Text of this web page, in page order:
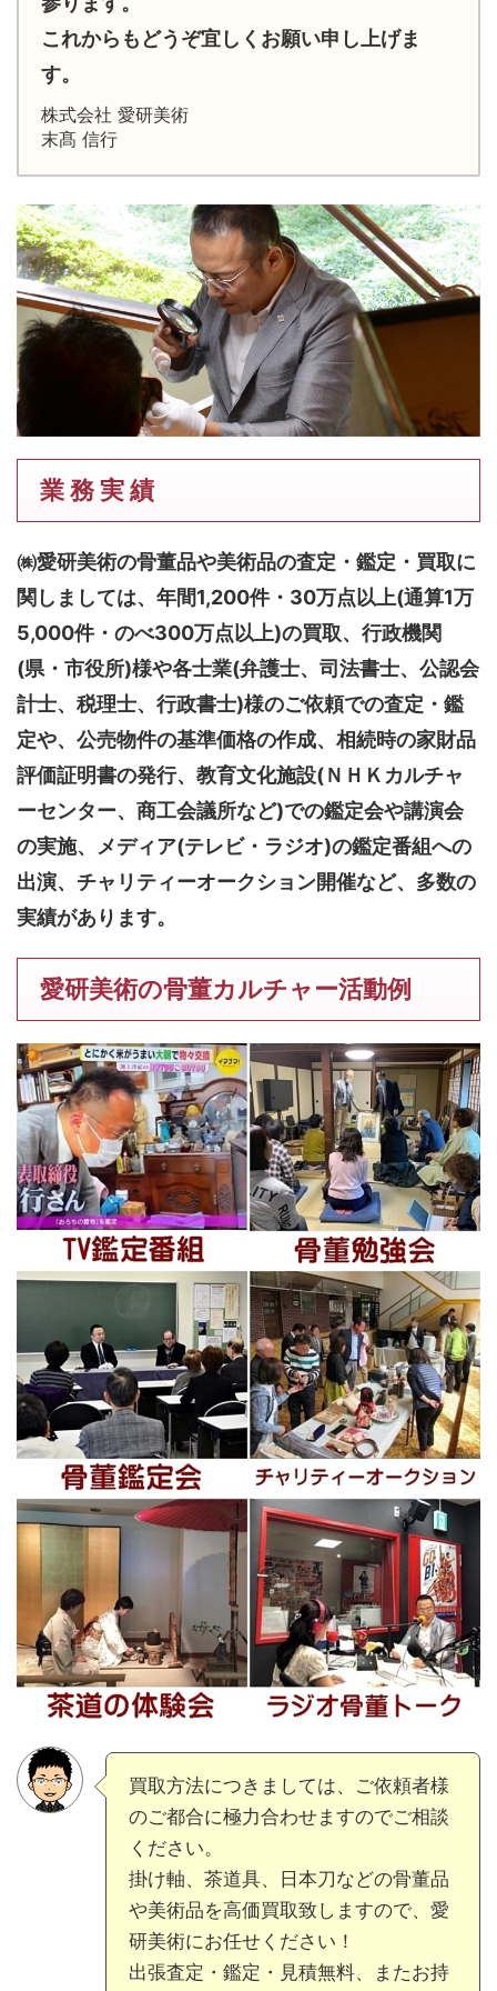
これからもどうぞ宜しくお願い申し上げま
す。
株式会社 愛研美術
末髙 信行
業 務 実 績
㈱愛研美術の骨董品や美術品の査定・鑑定・買取に
関しましては、 年間1,200件・30万点以上(通算1万
5,000件・のべ300万点以上)の買取、行政機関
(県・市役所)様や各士業(弁護士、司法書士、公認会
計士、税理士、行政書士)様のご依頼での査定・鑑
定や、公売物件の基準価格の作成、相続時の家財品
評価証明書の発行、教育文化施設(ＮＨＫカルチャ
ーセンター、商工会議所など)での鑑定会や講演会
の実施、メディア(テレビ・ラジオ)の鑑定番組への
出演、チャリティーオークション開催など、多数の
実績があります。
愛研美術の骨董カルチャー活動例
買取方法につきましては、ご依頼者様
のご都合に極力合わせますのでご相談
ください。
掛け軸、茶道具、日本刀などの骨董品
や美術品を高価買取致しますので、愛
研美術にお任せください！
出張査定・鑑定・見積無料、またお持